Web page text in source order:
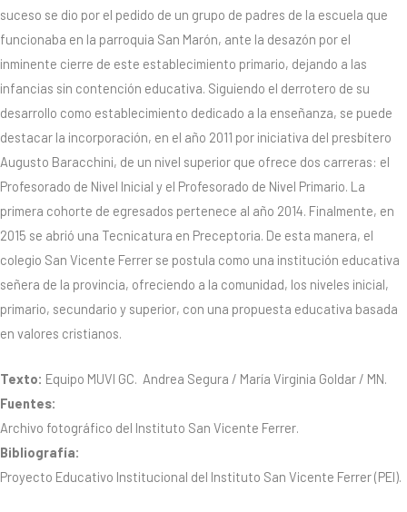
suceso se dio por el pedido de un grupo de padres de la escuela que
funcionaba en la parroquia San Marón, ante la desazón por el
inminente cierre de este establecimiento primario, dejando a las
infancias sin contención educativa. Siguiendo el derrotero de su
desarrollo como establecimiento dedicado a la enseñanza, se puede
destacar la incorporación, en el año 2011 por iniciativa del presbítero
Augusto Baracchini, de un nivel superior que ofrece dos carreras: el
Profesorado de Nivel Inicial y el Profesorado de Nivel Primario. La
primera cohorte de egresados pertenece al año 2014. Finalmente, en
2015 se abrió una Tecnicatura en Preceptoria. De esta manera, el
colegio San Vicente Ferrer se postula como una institución educativa
señera de la provincia, ofreciendo a la comunidad, los niveles inicial,
primario, secundario y superior, con una propuesta educativa basada
en valores cristianos.
Texto: Equipo MUVI GC. Andrea Segura / María Virginia Goldar / MN.
Fuentes:
Archivo fotográfico del Instituto San Vicente Ferrer.
Bibliografía:
Proyecto Educativo Institucional del Instituto San Vicente Ferrer (PEI).